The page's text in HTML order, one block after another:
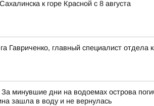
к горе Красной с 8 августа
Гавриченко, главный специалист отдела
минувшие дни на водоемах острова
зашла в воду и не вернулась